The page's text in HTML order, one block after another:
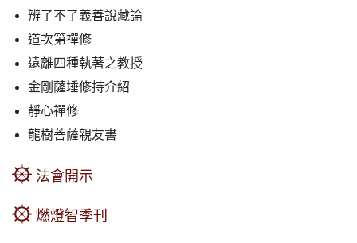
辨了不了義善說藏論
道次第禪修
遠離四種執著之教授
金剛薩埵修持介紹
靜心禪修
龍樹菩薩親友書
法會開示
燃燈智季刊